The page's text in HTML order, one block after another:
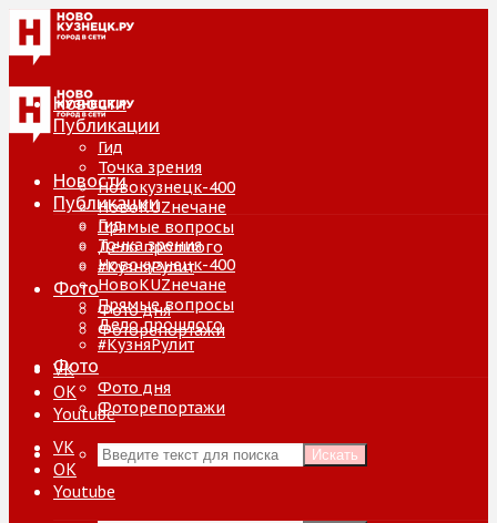
Новости
Публикации
Гид
Точка зрения
Новокузнецк-400
НовоKUZнечане
Прямые вопросы
Дело прошлого
#КузняРулит
Фото
Фото дня
Фоторепортажи
VK
ОК
Youtube
Искать
Новости
Публикации
Гид
Точка зрения
Новокузнецк-400
НовоKUZнечане
Прямые вопросы
Дело прошлого
#КузняРулит
Фото
Фото дня
Фоторепортажи
VK
ОК
Youtube